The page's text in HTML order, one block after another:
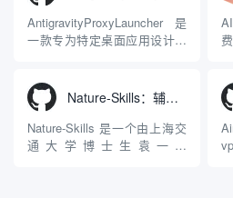
型能力。平台的核心产品矩阵
包括主打自动化工作流的
AntigravityProxyLauncher 是
一款专为特定桌面应用设计的
Windows 平台。当用户使用桌
面版 Gemini 客户端或
Antigravity IDE ...
Nature-Skills：辅助撰写学术论文和绘制科研图表的智能体插件
Nature-Skills 是一个由上海交
通大学博士生袁一哲